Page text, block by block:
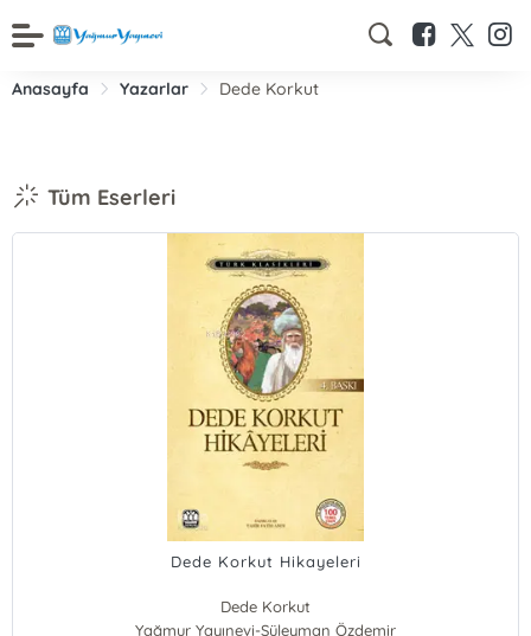
Anasayfa Yazarlar Dede Korkut
Tüm Eserleri
Dede Korkut Hikayeleri
Dede Korkut
Yağmur Yayınevi-Süleyman Özdemir